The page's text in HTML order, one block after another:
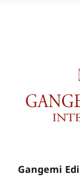
Gangemi